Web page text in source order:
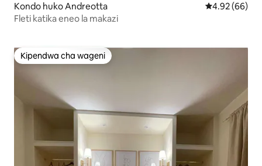
Kondo huko Andreotta Ukadiriaji wa
4.92 (66)
Fleti katika eneo la makazi
Kipendwa cha wageni
Kipendwa cha wageni